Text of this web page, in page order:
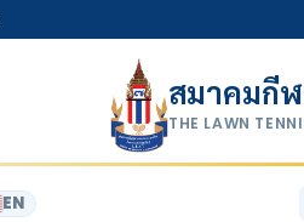
สมาคมกี
THE LAWN
EN